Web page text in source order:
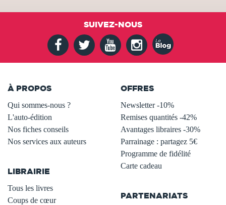
SUIVEZ-NOUS
À PROPOS
Qui sommes-nous ?
L'auto-édition
Nos fiches conseils
Nos services aux auteurs
LIBRAIRIE
Tous les livres
Coups de cœur
OFFRES
Newsletter -10%
Remises quantités -42%
Avantages libraires -30%
Parrainage : partagez 5€
Programme de fidélité
Carte cadeau
PARTENARIATS